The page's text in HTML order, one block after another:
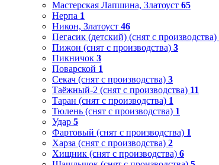
Мастерская Лапшина, Златоуст 65
Нерпа 1
Никон, Златоуст 46
Пегасик (детский) (снят с производства)
Пижон (снят с производства) 3
Пикничок 3
Поварской 1
Секач (снят с производства) 3
Таёжный-2 (снят с производства) 11
Таран (снят с производства) 1
Тюлень (снят с производства) 1
Удар 5
Фартовый (снят с производства) 1
Харза (снят с производства) 2
Хищник (снят с производства) 6